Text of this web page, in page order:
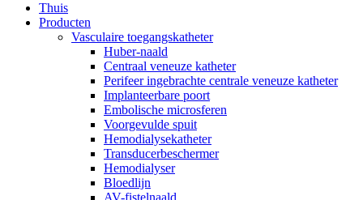
Thuis
Producten
Vasculaire toegangskatheter
Huber-naald
Centraal veneuze katheter
Perifeer ingebrachte centrale veneuze katheter
Implanteerbare poort
Embolische microsferen
Voorgevulde spuit
Hemodialysekatheter
Transducerbeschermer
Hemodialyser
Bloedlijn
AV-fistelnaald